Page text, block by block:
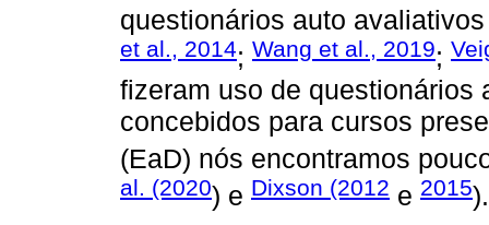
questionários auto
et al., 2014; Wang et al., 2019;
fizeram uso de questionários
concebidos para cursos
(EaD) nós encontramos
al. (2020) e Dixson (2012 e 2015).